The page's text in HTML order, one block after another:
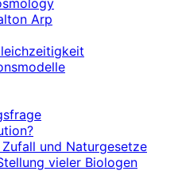
Arp
und Naturgesetze
vieler Biologen